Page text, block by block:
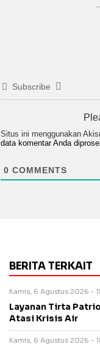
Subscribe
Situs ini menggunakan
data komentar Anda
0 COMMENTS
BERITA TERKAIT
Kamis, 6 Agustus 2026 -
Layanan Tirta
Atasi Krisis Air
Kamis, 6 Agustus 2026 -